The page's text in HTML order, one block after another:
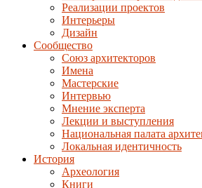
Реализации проектов
Интерьеры
Дизайн
Сообщество
Союз архитекторов
Имена
Мастерские
Интервью
Мнение эксперта
Лекции и выступления
Национальная палата
Локальная идентичность
История
Археология
Книги